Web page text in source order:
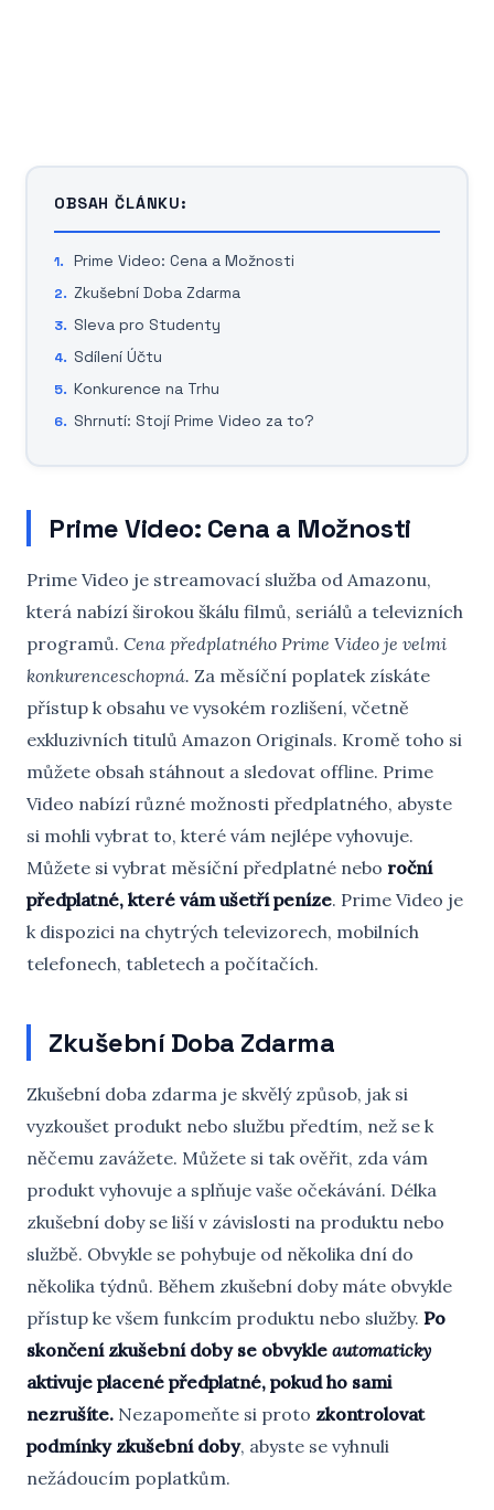
OBSAH ČLÁNKU:
Prime Video: Cena a Možnosti
Zkušební Doba Zdarma
Sleva pro Studenty
Sdílení Účtu
Konkurence na Trhu
Shrnutí: Stojí Prime Video za to?
Prime Video: Cena a Možnosti
Prime Video je streamovací služba od Amazonu,
která nabízí širokou škálu filmů, seriálů a televizních
programů. Cena předplatného Prime Video je velmi
konkurenceschopná. Za měsíční poplatek získáte
přístup k obsahu ve vysokém rozlišení, včetně
exkluzivních titulů Amazon Originals. Kromě toho si
můžete obsah stáhnout a sledovat offline. Prime
Video nabízí různé možnosti předplatného, abyste
si mohli vybrat to, které vám nejlépe vyhovuje.
Můžete si vybrat měsíční předplatné nebo roční
předplatné, které vám ušetří peníze. Prime Video je
k dispozici na chytrých televizorech, mobilních
telefonech, tabletech a počítačích.
Zkušební Doba Zdarma
Zkušební doba zdarma je skvělý způsob, jak si
vyzkoušet produkt nebo službu předtím, než se k
něčemu zavážete. Můžete si tak ověřit, zda vám
produkt vyhovuje a splňuje vaše očekávání. Délka
zkušební doby se liší v závislosti na produktu nebo
službě. Obvykle se pohybuje od několika dní do
několika týdnů. Během zkušební doby máte obvykle
přístup ke všem funkcím produktu nebo služby. Po
skončení zkušební doby se obvykle automaticky
aktivuje placené předplatné, pokud ho sami
nezrušíte. Nezapomeňte si proto zkontrolovat
podmínky zkušební doby, abyste se vyhnuli
nežádoucím poplatkům.